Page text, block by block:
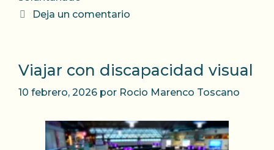
Deja un comentario
Viajar con discapacidad visual
10 febrero, 2026 por Rocio Marenco Toscano